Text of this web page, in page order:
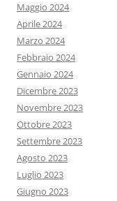
Maggio 2024
Aprile 2024
Marzo 2024
Febbraio 2024
Gennaio 2024
Dicembre 2023
Novembre 2023
Ottobre 2023
Settembre 2023
Agosto 2023
Luglio 2023
Giugno 2023